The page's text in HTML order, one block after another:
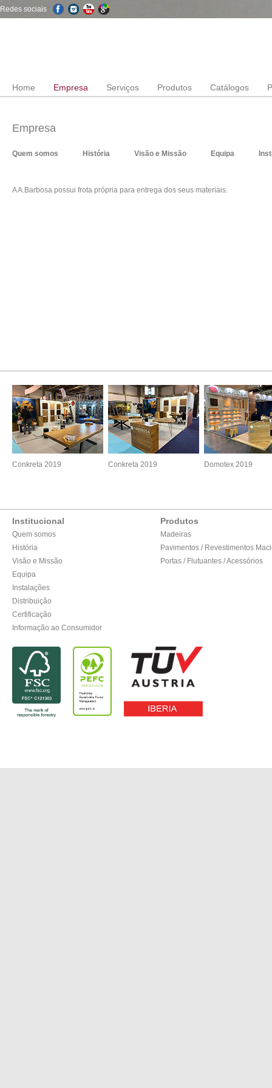
Redes sociais
Home Empresa Serviços Produtos Catálogos
Empresa
Quem somos História Visão e Missão Equipa
A A.Barbosa possui frota própria para entrega dos seus materiais.
Conkreta 2019 Conkreta 2019 Domotex 2019
Institucional
Quem somos
História
Visão e Missão
Equipa
Instalações
Distribuição
Certificação
Informação ao Consumidor
Produtos
Madeiras
Pavimentos / Revestimentos
Portas / Flutuantes / Acessórios